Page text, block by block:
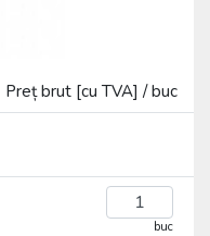
Preț brut [cu TVA] / buc
buc